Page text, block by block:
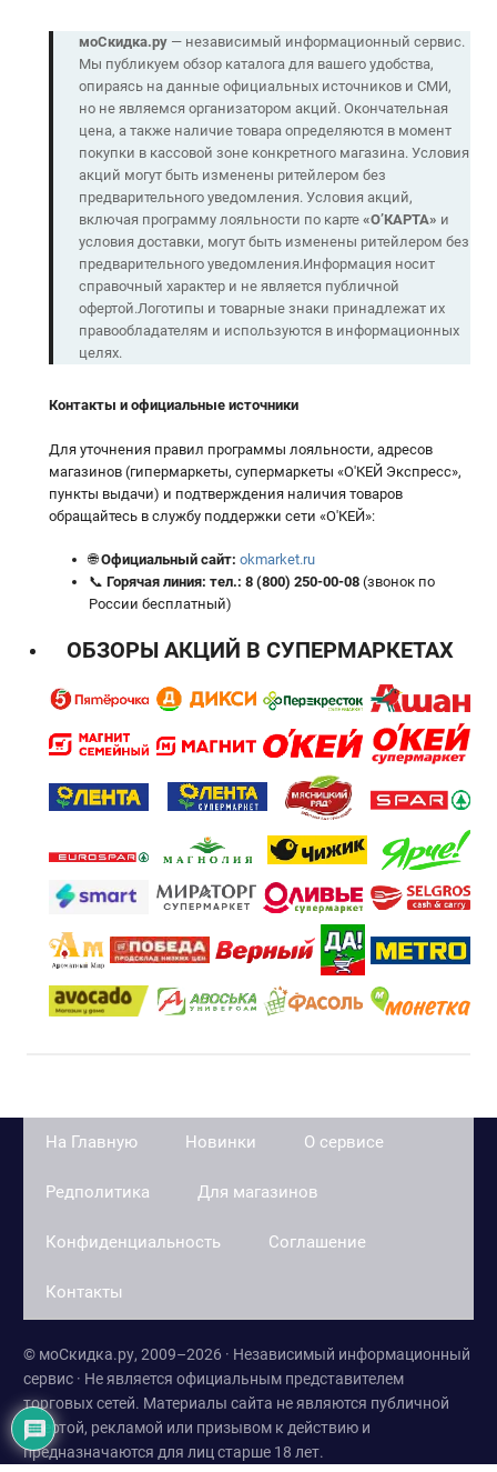
моСкидка.ру— независимый информационный сервис.
Мы публикуем обзор каталога для вашего удобства,
опираясь на данные официальных источников и СМИ,
но не являемся организатором акций. Окончательная
цена, а также наличие товара определяются в момент
покупки в кассовой зоне конкретного магазина. Условия
акций могут быть изменены ритейлером без
предварительного уведомления. Условия акций,
включая программу лояльности по карте «О’КАРТА» и
условия доставки, могут быть изменены ритейлером без
предварительного уведомления.Информация носит
справочный характер и не является публичной
офертой.Логотипы и товарные знаки принадлежат их
правообладателям и используются в информационных
целях.
Контакты и официальные источники
Для уточнения правил программы лояльности, адресов
магазинов (гипермаркеты, супермаркеты «О'КЕЙ Экспресс»,
пункты выдачи) и подтверждения наличия товаров
обращайтесь в службу поддержки сети «О'КЕЙ»:
🌐Официальный сайт: okmarket.ru
📞 Горячая линия: тел.: 8 (800) 250-00-08(звонок по
России бесплатный)
ОБЗОРЫ АКЦИЙ В СУПЕРМАРКЕТАХ
На Главную Новинки О сервисе
Редполитика Для магазинов
Конфиденциальность Соглашение
Контакты
© моСкидка.ру, 2009–2026 · Независимый информационный
сервис · Не является официальным представителем
торговых сетей. Материалы сайта не являются публичной
офертой, рекламой или призывом к действию и
предназначаются для лиц старше 18 лет.